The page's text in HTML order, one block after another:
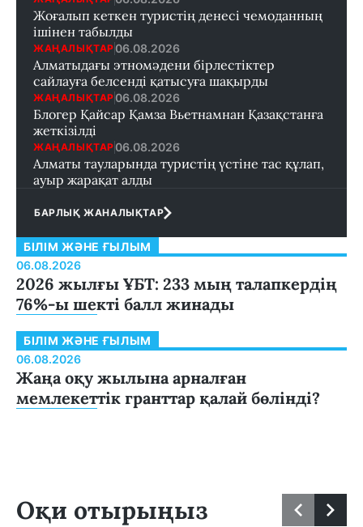
Жоғалып кеткен туристің денесі чемоданның
ішінен табылды
ЖАҢАЛЫҚТАР 06.08.2026
Алматыдағы этномәдени бірлестіктер
сайлауға белсенді қатысуға шақырды
ЖАҢАЛЫҚТАР 06.08.2026
Блогер Қайсар Қамза Вьетнамнан Қазақстанға
жеткізілді
ЖАҢАЛЫҚТАР 06.08.2026
Алматы тауларында туристің үстіне тас құлап,
ауыр жарақат алды
БАРЛЫҚ ЖАНАЛЫҚТАР
БІЛІМ ЖӘНЕ ҒЫЛЫМ
06.08.2026
2026 жылғы ҰБТ: 233 мың талапкердің
76%-ы шекті балл жинады
БІЛІМ ЖӘНЕ ҒЫЛЫМ
06.08.2026
Жаңа оқу жылына арналған
мемлекеттік гранттар қалай бөлінді?
Оқи отырыңыз